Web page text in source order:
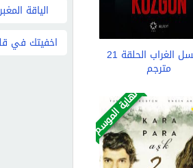
مسلسل الغراب الحلقة 21
مترجم
نهاية الموسم
الياقة
اخفيتك في